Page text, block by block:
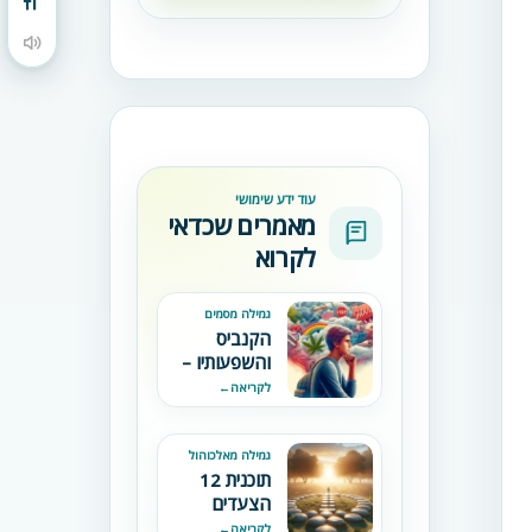
מתג גודל גופן
הקראת תוכן העמוד
עוד ידע שימושי
מאמרים שכדאי
לקרוא
גמילה מסמים
הקנביס
והשפעותיו –
התרשמויות
ומסקנות
מטיפול בנוער
משתמש
לקריאה ←
גמילה מאלכוהול
תוכנית 12
הצעדים
(גמילה
לקריאה ←